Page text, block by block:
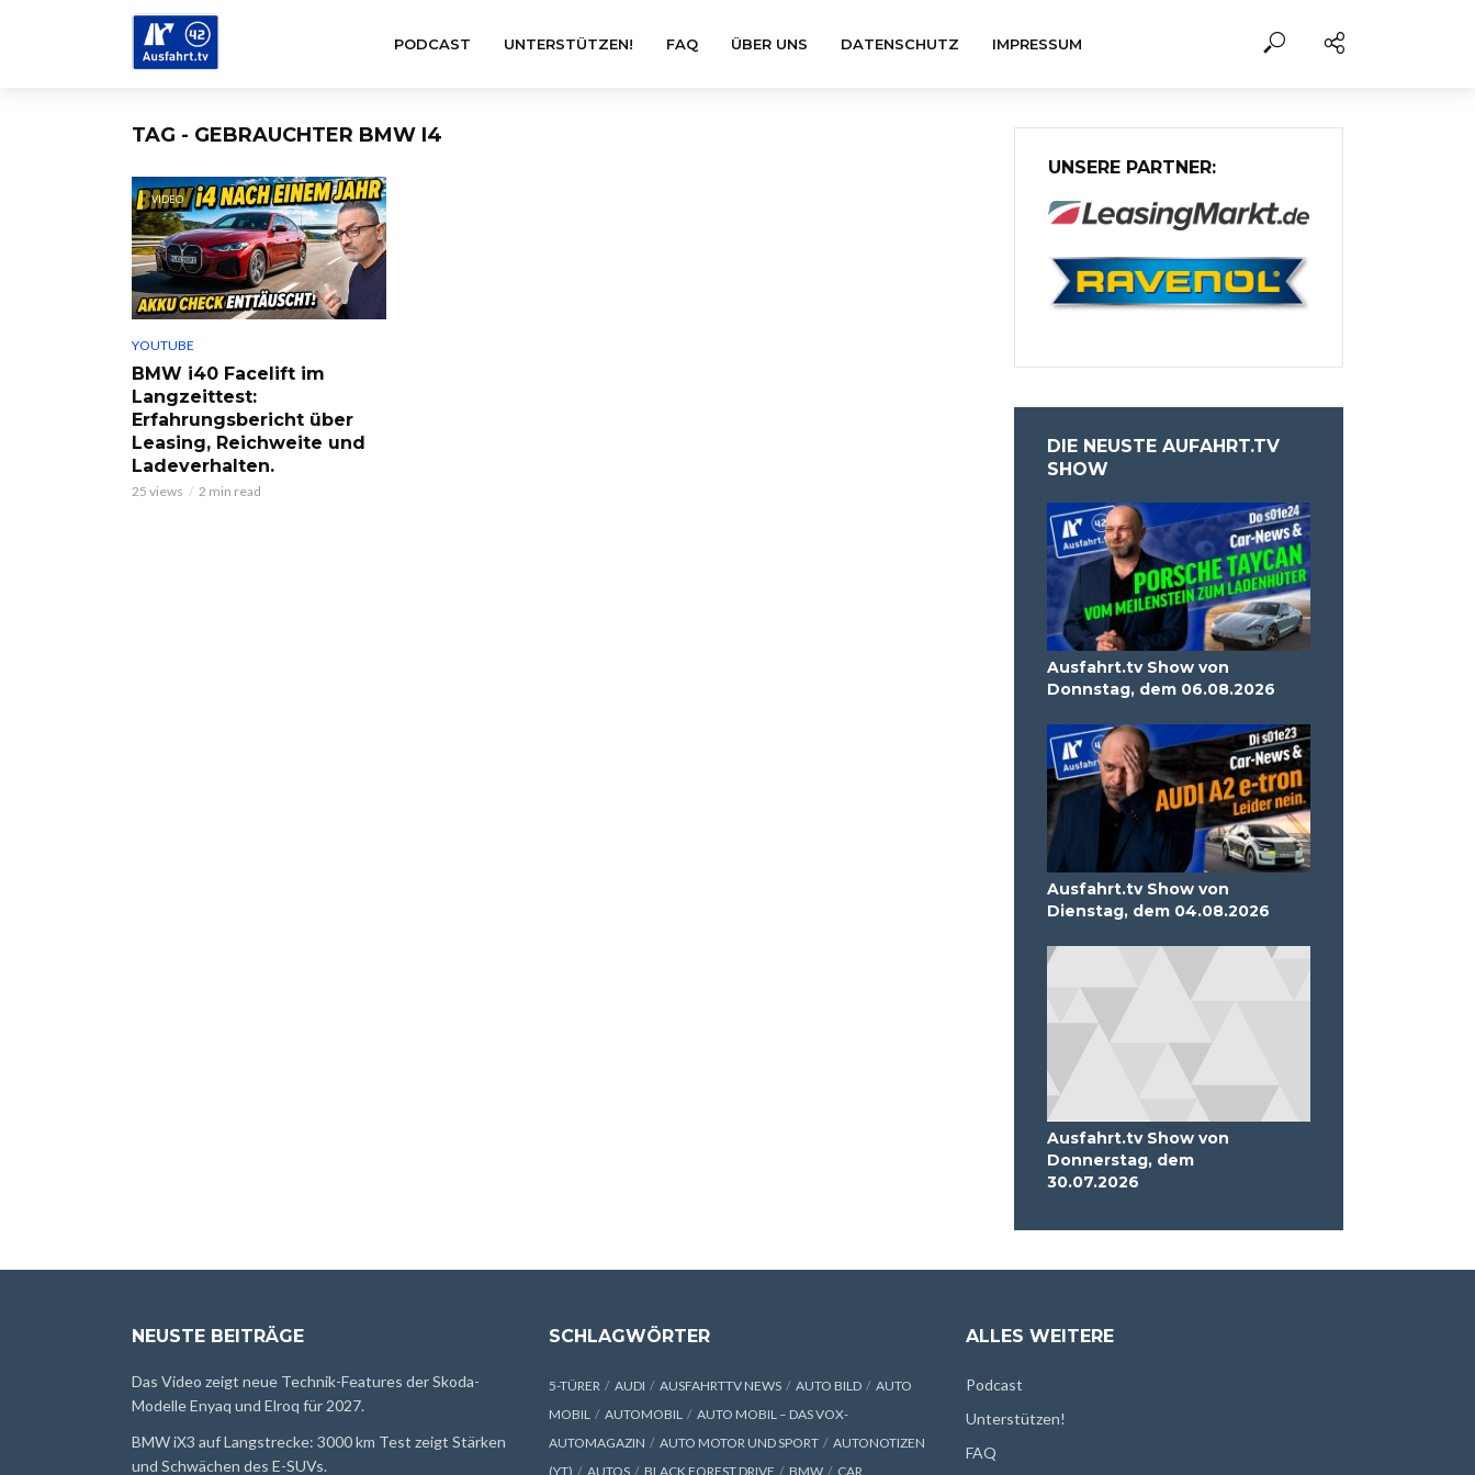
PODCAST UNTERSTÜTZEN! FAQ ÜBER UNS DATENSCHUTZ IMPRESSUM
TAG - GEBRAUCHTER BMW I4
VIDEO
YOUTUBE
BMW i40 Facelift im
Langzeittest:
Erfahrungsbericht über
Leasing, Reichweite und
Ladeverhalten.
25 views 2 min read
UNSERE PARTNER:
DIE NEUSTE AUFAHRT.TV
SHOW
Ausfahrt.tv Show von
Donnstag, dem 06.08.2026
Ausfahrt.tv Show von
Dienstag, dem 04.08.2026
Ausfahrt.tv Show von
Donnerstag, dem
30.07.2026
NEUSTE BEITRÄGE
Das Video zeigt neue Technik-Features der Skoda-
Modelle Enyaq und Elroq für 2027.
BMW iX3 auf Langstrecke: 3000 km Test zeigt Stärken
und Schwächen des E-SUVs.
SCHLAGWÖRTER
5-TÜRER AUDI AUSFAHRTTV NEWS AUTO BILD
AUTO
MOBIL
AUTOMOBIL
AUTO MOBIL – DAS VOX-
AUTOMAGAZIN
AUTO MOTOR UND SPORT
AUTONOTIZEN
(YT)
AUTOS BLACK FOREST DRIVE BMW CAR
ALLES WEITERE
Podcast
Unterstützen!
FAQ